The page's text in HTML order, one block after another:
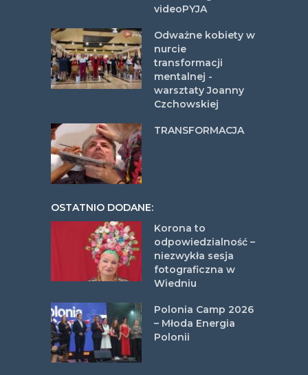
videoPYJA
Odważne kobiety w
nurcie
transformacji
mentalnej -
warsztaty Joanny
Czchowskiej
TRANSFORMACJA
OSTATNIO DODANE:
Korona to
odpowiedzialność –
niezwykła sesja
fotograficzna w
Wiedniu
Polonia Camp 2026
– Młoda Energia
Polonii